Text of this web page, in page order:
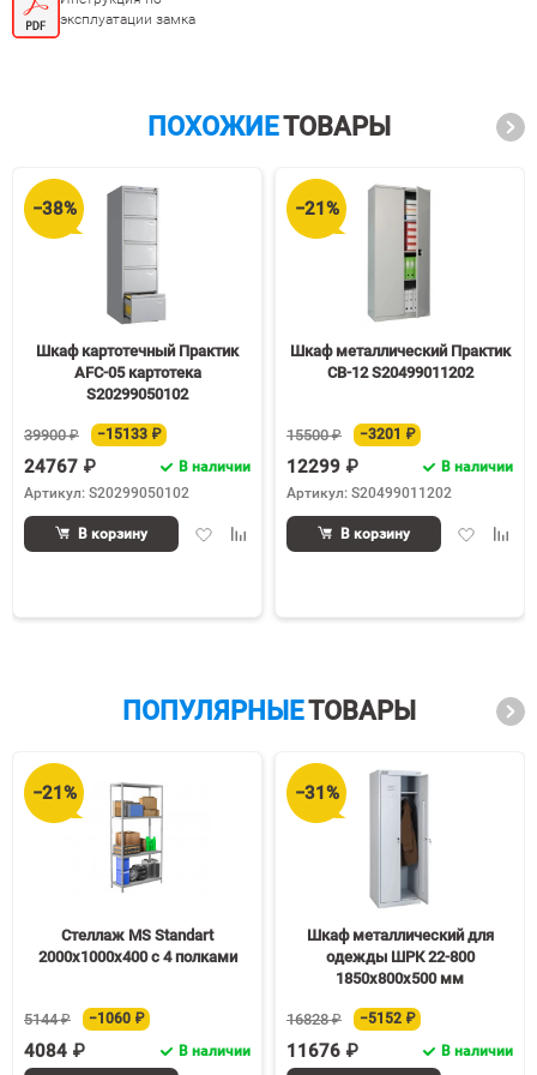
эксплуатации замка
ПОХОЖИЕТОВАРЫ
−38%
Шкаф картотечный Практик
AFC-05 картотека
S20299050102
39900 ₽ −15133 ₽
24767 ₽
В наличии
Артикул: S20299050102
ДобавитьДобавить
В корзину
−21%
Шкаф металлический Практик
СВ-12 S20499011202
15500 ₽ −3201 ₽
12299 ₽
В наличии
Артикул: S20499011202
Добавить
В корзину
ПОПУЛЯРНЫЕТОВАРЫ
−21%
Стеллаж MS Standart
2000х1000х400 c 4 полками
5144 ₽ −1060 ₽
4084 ₽ В наличии
−31%
Шкаф металлический для
одежды ШРК 22-800
1850х800х500 мм
16828 ₽ −5152 ₽
11676 ₽ В наличии